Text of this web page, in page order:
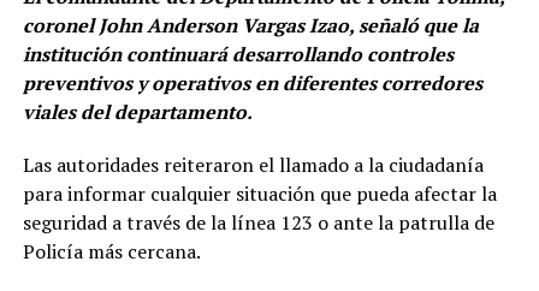
coronel John Anderson Vargas Izao, señaló que la
institución continuará desarrollando controles
preventivos y operativos en diferentes corredores
viales del departamento.
Las autoridades reiteraron el llamado a la ciudadanía
para informar cualquier situación que pueda afectar la
seguridad a través de la línea 123 o ante la patrulla de
Policía más cercana.